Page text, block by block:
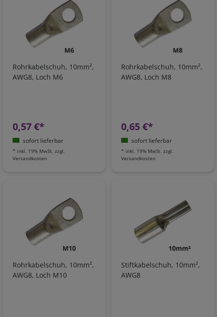
Rohrkabelschuh, 10mm²,
AWG8, Loch M6
0,57 €*
sofort lieferbar
* inkl. 19% MwSt. zzgl.
Versandkosten
Rohrkabelschuh, 10mm²,
AWG8, Loch M8
0,65 €*
sofort lieferbar
* inkl. 19% MwSt. zzgl.
Versandkosten
Rohrkabelschuh, 10mm²,
AWG8, Loch M10
Stiftkabelschuh, 10mm²,
AWG8